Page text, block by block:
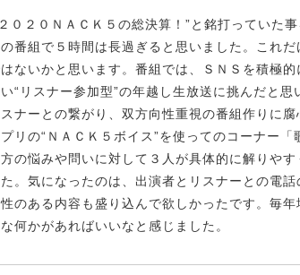
０２０ＮＡＣＫ５の総決算！”と銘打っていた
番組で５時間は長過ぎると思いました。これ
ないかと思います。番組では、ＳＮＳを積極
“リスナー参加型”の年越し生放送に挑んだと
ナーとの繋がり、双方向性重視の番組作りに
リの“ＮＡＣＫ５ボイス”を使ってのコーナー
の悩みや問いに対して３人が具体的に解りや
。気になったのは、出演者とリスナーとの電
のある内容も盛り込んで欲しかったです。毎
何かがあればいいなと感じました。